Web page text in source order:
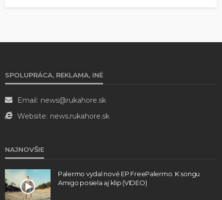
SPOLUPRÁCA, REKLAMA, INÉ
Email: news@rukahore.sk
Website: news.rukahore.sk
NAJNOVŠIE
Palermo vydal nové EP FreePalermo. K songu
Amigo posiela aj klip (VIDEO)